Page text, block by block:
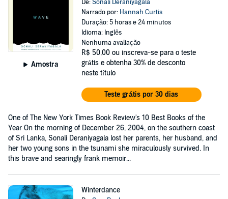
Amostra
De:Sonali Deraniyagala
Narrado por: Hannah Curtis
Duração: 5 horas e 24 minutos
Idioma: Inglês
Nenhuma avaliação
R$ 50,00 ou inscreva-se para o teste
grátis e obtenha 30% de desconto
neste título
Teste grátis por 30 dias
One of The New York Times Book Review's 10 Best Books of the
Year On the morning of December 26, 2004, on the southern coast
of Sri Lanka, Sonali Deraniyagala lost her parents, her husband, and
her two young sons in the tsunami she miraculously survived. In
this brave and searingly frank memoir...
Winterdance